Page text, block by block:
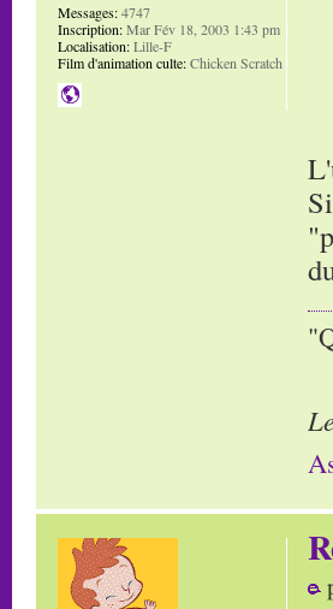
Messages:4747
Inscription:Mar Fév 18, 2003 1:43 pm
Localisation:Lille-F
Film d'animation culte:Chicken Scratch